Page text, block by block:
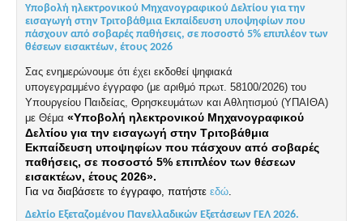
Υποβολή ηλεκτρονικού Μηχανογραφικού Δελτίου για την
εισαγωγή στην Τριτοβάθμια Εκπαίδευση υποψηφίων που
πάσχουν από σοβαρές παθήσεις, σε ποσοστό 5% επιπλέον των
θέσεων εισακτέων, έτους 2026
Σας ενημερώνουμε ότι έχει εκδοθεί ψηφιακά
υπογεγραμμένο έγγραφο (με αριθμό πρωτ. 58100/2026) του
Υπουργείου Παιδείας, Θρησκευμάτων και Αθλητισμού (ΥΠΑΙΘΑ)
με Θέμα «Υποβολή ηλεκτρονικού Μηχανογραφικού
Δελτίου για την εισαγωγή στην Τριτοβάθμια
Εκπαίδευση υποψηφίων που πάσχουν από σοβαρές
παθήσεις, σε ποσοστό 5% επιπλέον των θέσεων
εισακτέων, έτους 2026».
Για να διαβάσετε το έγγραφο, πατήστε εδώ
Δελτίο Εξεταζομένου Πανελλαδικών Εξετάσεων ΓΕΛ 2026.